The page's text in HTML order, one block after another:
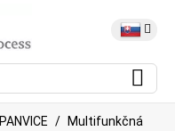
PANVICE
Multifunkčná